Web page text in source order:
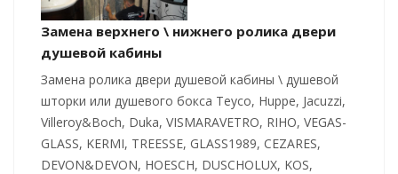
Замена верхнего \ нижнего ролика двери
душевой кабины
Замена ролика двери душевой кабины \ душевой
шторки или душевого бокса Teyco, Huppe, Jacuzzi,
Villeroy&Boch, Duka, VISMARAVETRO, RIHO, VEGAS-
GLASS, KERMI, TREESSE, GLASS1989, CEZARES,
DEVON&DEVON, HOESCH, DUSCHOLUX, KOS,